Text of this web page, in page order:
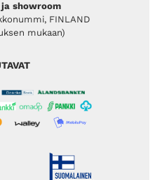
showroom
FINLAND
mukaan)